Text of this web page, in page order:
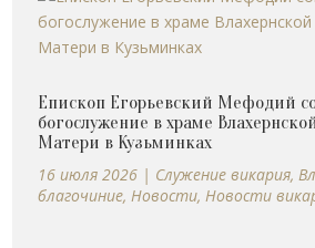
Епископ Егорьевский Мефодий
богослужение в храме
Матери в Кузьминках
16 июля 2026 | Cлужение викария,
благочиние, Новости, Новости